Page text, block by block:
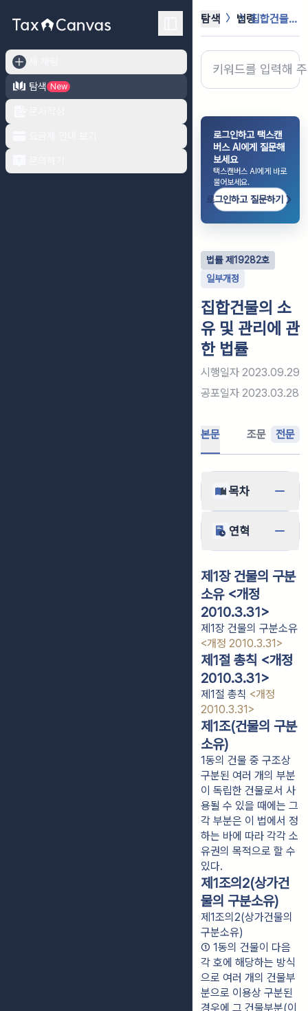
탐색
New
탐색 법령 집합건물의 소유 및 관리에 관한 법률
로그인하고 택스캔
버스 AI에게 질문해
보세요
택스캔버스 AI에게 바로
물어보세요.
로그인하고 질문하기
법률제 19282호
일부개정
집합건물의 소
유 및 관리에 관
한 법률
시행일자 2023.09.29
공포일자 2023.03.28
본문 조문 전문
목차
연혁
제1장 건물의 구분
소유 <개정
2010.3.31>
제1장 건물의 구분소유
<개정 2010.3.31>
제1절 총칙 <개정
2010.3.31>
제1절 총칙 <개정
2010.3.31>
제1조(건물의 구분
소유)
1동의 건물 중 구조상
구분된 여러 개의 부분
이 독립한 건물로서 사
용될 수 있을 때에는 그
각 부분은 이 법에서 정
하는 바에 따라 각각 소
유권의 목적으로 할 수
있다.
제1조의2(상가건
물의 구분소유)
제1조의2(상가건물의
구분소유)
① 1동의 건물이 다음
각 호에 해당하는 방식
으로 여러 개의 건물부
분으로 이용상 구분된
경우에 그 건물부분(이